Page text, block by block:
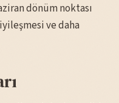
dönüm noktası
ve daha